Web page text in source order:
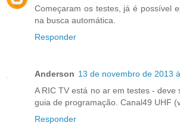
Começaram os testes, já é possível
na busca automática.
Responder
Anderson 13 de novembro de 2013
A RIC TV está no ar em testes - deve
guia de programação. Canal49 UHF
Responder